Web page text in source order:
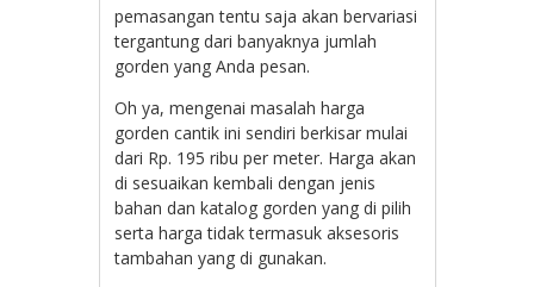
pemasangan tentu saja akan bervariasi
tergantung dari banyaknya jumlah
gorden yang Anda pesan.
Oh ya, mengenai masalah harga
gorden cantik ini sendiri berkisar mulai
dari Rp. 195 ribu per meter. Harga akan
di sesuaikan kembali dengan jenis
bahan dan katalog gorden yang di pilih
serta harga tidak termasuk aksesoris
tambahan yang di gunakan.